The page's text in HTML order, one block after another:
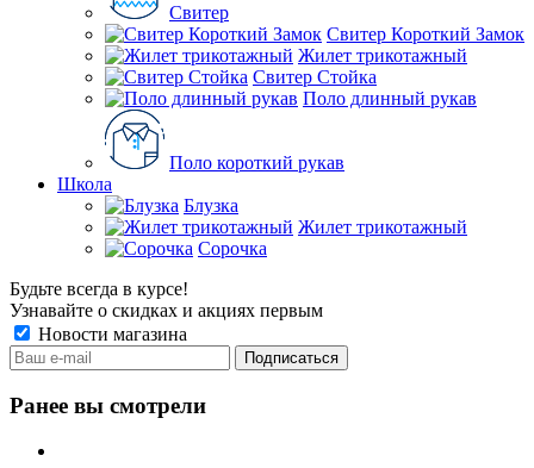
Свитер
Свитер Короткий Замок
Жилет трикотажный
Свитер Стойка
Поло длинный рукав
Поло короткий рукав
Школа
Блузка
Жилет трикотажный
Сорочка
Будьте всегда в курсе!
Узнавайте о скидках и акциях первым
Новости магазина
Ранее вы смотрели